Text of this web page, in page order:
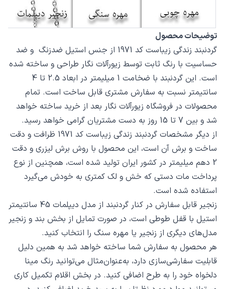
توضیحات محصول
گردنبند زندگی زیباست کد 1971 از جنس استیل ضدزنگ و ضد
حساسیت با رنگ ثابت توسط زیورآلات نگار طراحی و ساخته شده
است. این گردنبند با ضخامت 1 میلیمتر در ابعاد 2.5 تا 4
سانتیمتر نسبت به سفارش مشتری قابل ساخت است. تمام
محصولات در فروشگاه زیورآلات نگار بعد از خرید ساخته خواهد
شد و بین 7 تا 15 روز به دست مشتریان گرامی خواهد رسید.
از دیگر مشخصات گردنبند زندگی زیباست کد 1971 ظرافت و دقت
ساخت و برش آن است، این محصول با روش برش لیزری و دقت
2 دهم میلیمتر در کشور ایران تولید شده است، همچنین از نوع
پرداخت مات دستی که خش و لک کمتری به خودش می‌گیرد
استفاده شده است.
زنجیر قابل سفارش در کنار گردنبند از مدل دیپلمات 45 سانتیمتر
استیل با قفل طوطی است، در صورت تمایل از بخش بند و زنجیر
مدل‌های دیگری از زنجیر یا مهره سنگ را انتخاب کنید.
هر محصول به سفارش شما ساخته خواهد شد به همین دلیل
قابلیت سفارشی‌سازی دارد، به‌عنوان‌مثال می‌توانید رنگ مینا
دلخواه خود را به طرح اضافی کنید. در بخش اقلام تکمیل کاری